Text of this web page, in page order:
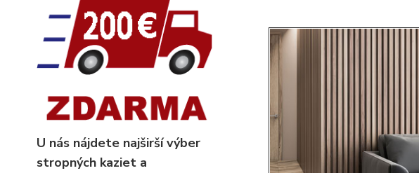
U nás nájdete najširší výber
stropných kaziet a